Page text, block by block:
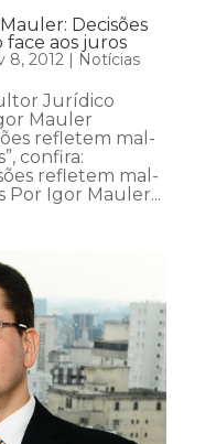
Decisões
aos juros
8, 2012| Notícias
Jurídico
Mauler
refletem mal-
confira:
refletem mal-
Por Igor Mauler...